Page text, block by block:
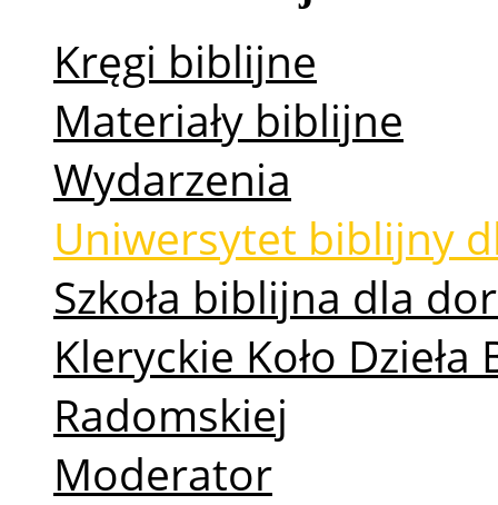
Kręgi biblijne
Materiały biblijne
Wydarzenia
Uniwersytet biblijny
Szkoła biblijna dla
Kleryckie Koło
Radomskiej
Moderator